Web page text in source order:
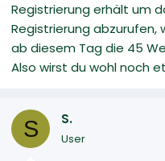
Registrierung erhält um
Registrierung
ab diesem Tag die 45
Also wirst du wohl noch
S S.
User